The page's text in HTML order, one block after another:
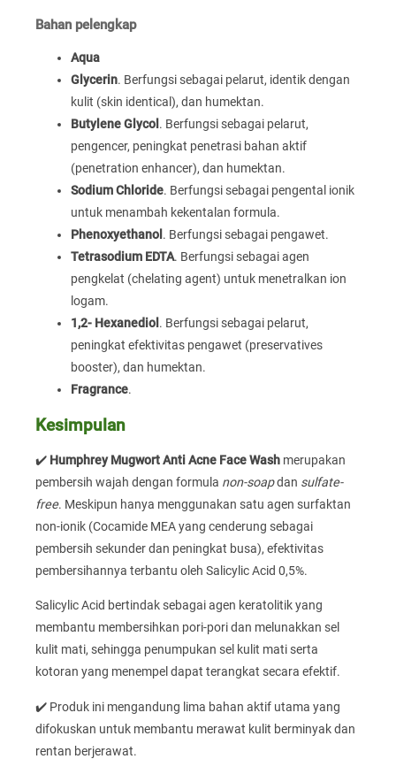
Bahan pelengkap
Aqua
Glycerin. Berfungsi sebagai pelarut, identik dengan
kulit (skin identical), dan humektan.
Butylene Glycol . Berfungsi sebagai pelarut,
pengencer, peningkat penetrasi bahan aktif
(penetration enhancer), dan humektan.
Sodium Chloride. Berfungsi sebagai pengental ionik
untuk menambah kekentalan formula.
Phenoxyethanol . Berfungsi sebagai pengawet.
Tetrasodium EDTA. Berfungsi sebagai agen
pengkelat (chelating agent) untuk menetralkan ion
logam.
1,2- Hexanediol . Berfungsi sebagai pelarut,
peningkat efektivitas pengawet (preservatives
booster), dan humektan.
Fragrance.
Kesimpulan
✔️ Humphrey Mugwort Anti Acne Face Wash merupakan
pembersih wajah dengan formula non-soapdan sulfate-
free. Meskipun hanya menggunakan satu agen surfaktan
non-ionik (Cocamide MEA yang cenderung sebagai
pembersih sekunder dan peningkat busa), efektivitas
pembersihannya terbantu oleh Salicylic Acid 0,5%.
Salicylic Acid bertindak sebagai agen keratolitik yang
membantu membersihkan pori-pori dan melunakkan sel
kulit mati, sehingga penumpukan sel kulit mati serta
kotoran yang menempel dapat terangkat secara efektif.
✔️ Produk ini mengandung lima bahan aktif utama yang
difokuskan untuk membantu merawat kulit berminyak dan
rentan berjerawat.